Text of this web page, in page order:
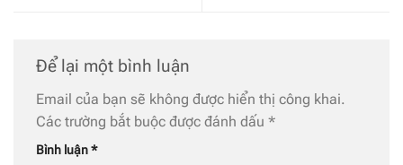
Để lại một bình luận
Email của bạn sẽ không được hiển thị công khai.
Các trường bắt buộc được đánh dấu *
Bình luận*